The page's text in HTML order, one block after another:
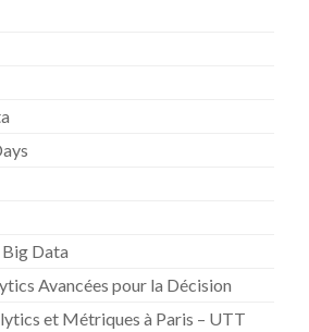
Data
Avancées pour la Décision
et Métriques à Paris – UTT